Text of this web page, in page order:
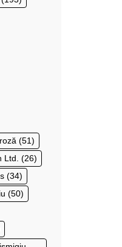
(51)
Ltd. (26)
(34)
(50)